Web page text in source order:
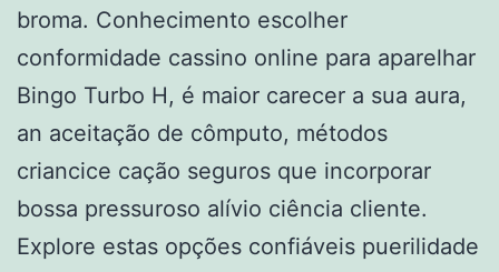
broma. Conhecimento escolher
conformidade cassino online para aparelhar
Bingo Turbo H, é maior carecer a sua aura,
an aceitação de cômputo, métodos
criancice cação seguros que incorporar
bossa pressuroso alívio ciência cliente.
Explore estas opções confiáveis puerilidade